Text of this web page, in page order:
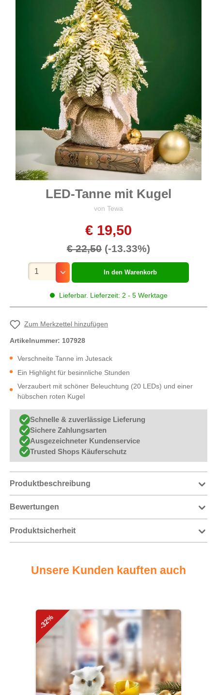
LED-Tanne mit Kugel
von Tewa
€ 19,50
€ 22,50 (-13.33%)
Lieferbar. Lieferzeit: 2 - 5 Werktage
Mengenauswahl
In den Warenkorb
Zum Merkzettel hinzufügen
Artikelnummer: 107928
Verschneite Tanne im Jutesack
Ein Highlight für besinnliche Stunden
Verzaubert mit schöner Beleuchtung (20 LEDs) und einer
hübschen roten Kugel
Schnelle & zuverlässige Lieferung
Sichere Zahlungsarten
Ausgezeichneter Kundenservice
Trusted Shops Käuferschutz
Produktbeschreibung
Bewertungen
Produktsicherheit
Unsere Kunden kauften auch
Produktgalerie überspringen
-32%